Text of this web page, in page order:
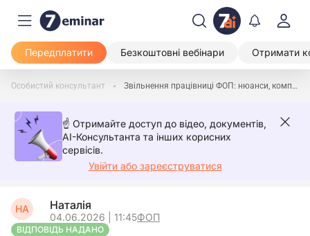
Передплатити Безкоштовні вебінари Отримати
Особистий консультант Звільнення працівниці ФОП: нюанси, компенсації та подальші дії
☝️ Отримайте доступ до відео, документів,
AI-Консультанта та інших корисних
сервісів.
Увійти або зареєструватися
НА Наталія
04.06.2026 | 11:45ФОП
ВІДПОВІДЬ НАДАНО